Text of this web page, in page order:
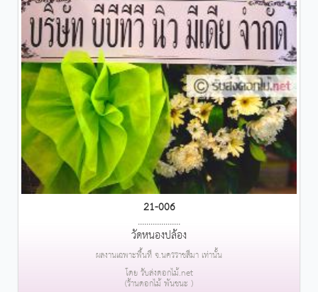
21-006
....................
วัดหนองปล้อง
ผลงานเฉพาะพื้นที่ จ.นครราชสีมา เท่านั้น
โดย รับส่งดอกไม้.net
(ร้านดอกไม้ พันชนะ )